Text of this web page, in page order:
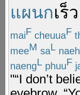
แผนกเร็
maiF cheuuaF
meeM saL naeh
naengL phuuF
"“I don’t